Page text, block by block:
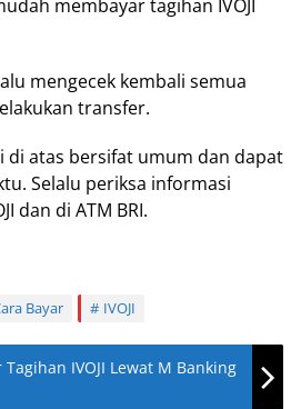
membayar tagihan IVOJI
mengecek kembali semua
transfer.
di atas bersifat umum dan dapat
Selalu periksa informasi
dan di ATM BRI.
Bayar IVOJI
Tagihan IVOJI Lewat M Banking